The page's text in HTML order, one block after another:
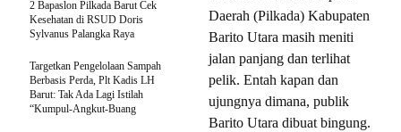
Daerah (Pilkada) Kabupaten
Barito Utara masih meniti
jalan panjang dan terlihat
pelik. Entah kapan dan
ujungnya dimana, publik
Barito Utara dibuat bingung.
2 Bapaslon Pilkada Barut Cek
Kesehatan di RSUD Doris
Sylvanus Palangka Raya
Targetkan Pengelolaan Sampah
Berbasis Perda, Plt Kadis LH
Barut: Tak Ada Lagi Istilah
“Kumpul-Angkut-Buang